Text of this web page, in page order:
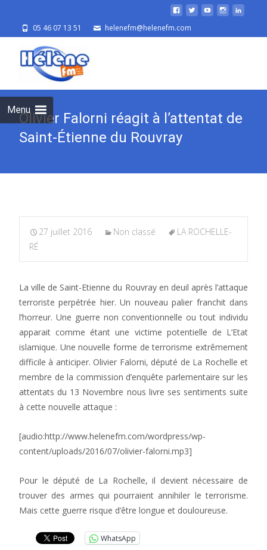
05 46 07 13 51 helenefm@helenefm.com
Menu
Olivier Falorni réagit à l’attentat de
Saint-Étienne du Rouvray
27 juillet 2016 Non classé
LA ROCHELLE-
RÉ
La ville de Saint-Etienne du Rouvray en deuil après l’attaque
terroriste perpétrée hier. Un nouveau palier franchit dans
l’horreur. Une guerre non conventionnelle ou tout individu
apparait comme étant une victime potentielle de L’Etat
islamique. Une nouvelle forme de terrorisme extrêmement
difficile à anticiper. Olivier Falorni, député de La Rochelle et
membre de la commission d’enquête parlementaire sur les
attentats du 13 Novembre nous livre ses sentiments suite
à cette nouvelle attaque :
[audio:http://www.helenefm.com/wordpress/wp-
content/uploads/2016/07/olivier-falorni.mp3]
Pour le député de La Rochelle, il devient nécessaire de
trouver des armes qui pourraient annihiler le terrorisme.
Mais cette guerre risque d’être longue et douloureuse.
WhatsApp